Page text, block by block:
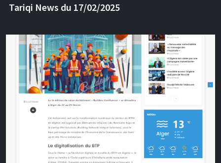
Tariqi News du 17/02/2025